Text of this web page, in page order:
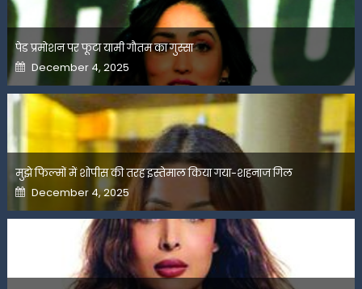
पेड प्रमोशन पर फूटा यामी गौतम का गुस्सा
Posted
on
December 4, 2025
मुझे फिल्मों में शोपीस की तरह इस्तेमाल किया गया-शहनाज गिल
Posted
on
December 4, 2025